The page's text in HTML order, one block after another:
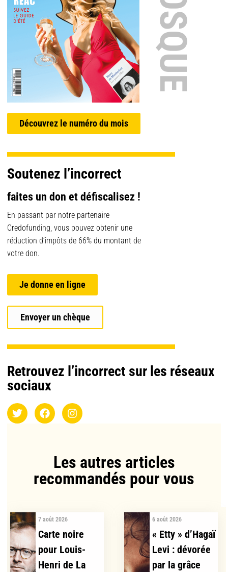
Découvrez le numéro du mois
Soutenez l’incorrect
faites un don et défiscalisez !
En passant par notre partenaire
Credofunding, vous pouvez obtenir une
réduction d’impôts de 66% du montant de
votre don.
Je donne en ligne
Envoyer un chèque
Retrouvez l’incorrect sur les réseaux
sociaux
Les autres articles
recommandés pour vous​
7 août 2026
Carte noire
pour Louis-
Henri de La
6 août 2026
« Etty » d’Hagaï
Levi : dévorée
par la grâce